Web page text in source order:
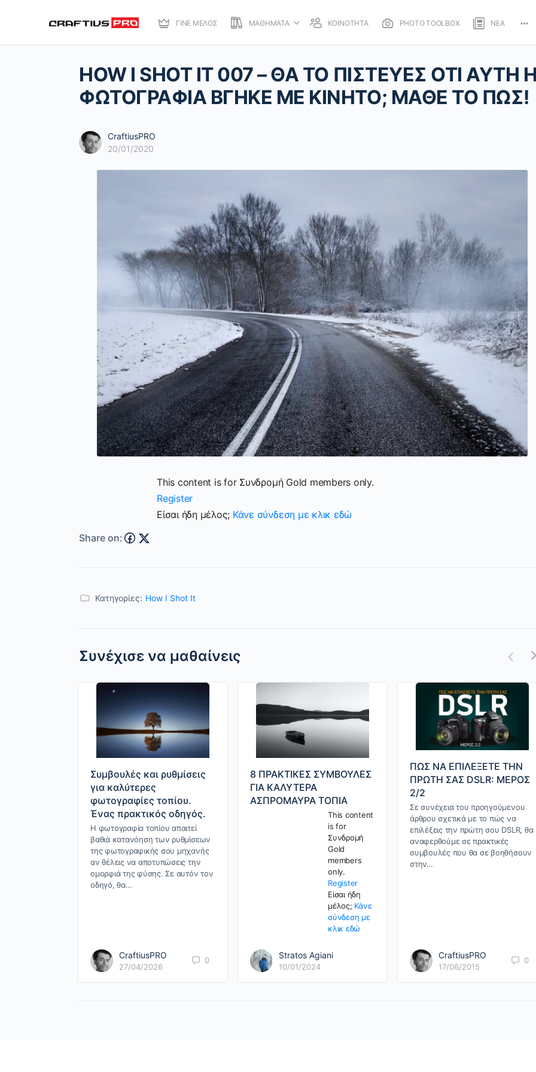
ΓΙΝΕ ΜΕΛΟΣ ΜΑΘΗΜΑΤΑ ΚΟΙΝΟΤΗΤΑ PHOTO TOOLBOX ΝΕΑ
HOW I SHOT IT 007 – ΘΑ ΤΟ ΠΙΣΤΕΥΕΣ ΟΤΙ ΑΥΤΗ Η
ΦΩΤΟΓΡΑΦΙΑ ΒΓΗΚΕ ΜΕ ΚΙΝΗΤΟ; ΜΑΘΕ ΤΟ ΠΩΣ!
CraftiusPRO
20/01/2020
This content is for Συνδρομή Gold members only.
Register
Είσαι ήδη μέλος; Κάνε σύνδεση με κλικ εδώ
Share on:
Κατηγορίες: How I Shot It
Συνέχισε να μαθαίνεις
Συμβουλές και ρυθμίσεις
για καλύτερες
φωτογραφίες τοπίου.
Ένας πρακτικός οδηγός.
Η φωτογραφία τοπίου απαιτεί
βαθιά κατανόηση των ρυθμίσεων
της φωτογραφικής σου μηχανής
αν θέλεις να αποτυπώσεις την
ομορφιά της φύσης. Σε αυτόν τον
οδηγό, θα…
CraftiusPRO
27/04/2026
0
8 ΠΡΑΚΤΙΚΕΣ ΣΥΜΒΟΥΛΕΣ
ΓΙΑ ΚΑΛΥΤΕΡΑ
ΑΣΠΡΟΜΑΥΡΑ ΤΟΠΙΑ
This content
is for
Συνδρομή
Gold
members
only.
Register
Είσαι ήδη
μέλος; Κάνε
σύνδεση με
κλικ εδώ
Stratos Agiani
10/01/2024
ΠΩΣ ΝΑ ΕΠΙΛΕΞΕΤΕ ΤΗΝ
ΠΡΩΤΗ ΣΑΣ DSLR: ΜΕΡΟΣ
2/2
Σε συνέχεια του προηγούμενου
άρθρου σχετικά με το πώς να
επιλέξεις την πρώτη σου DSLR, θα
αναφερθούμε σε πρακτικές
συμβουλές που θα σε βοηθήσουν
στην…
CraftiusPRO
17/06/2015
0